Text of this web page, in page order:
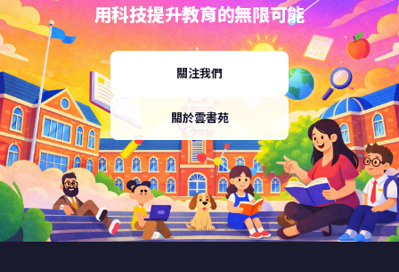
用科技提升教育的無限可能
關注我們
關於雲書苑